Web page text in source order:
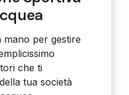
mano per gestire
che ti
tua società